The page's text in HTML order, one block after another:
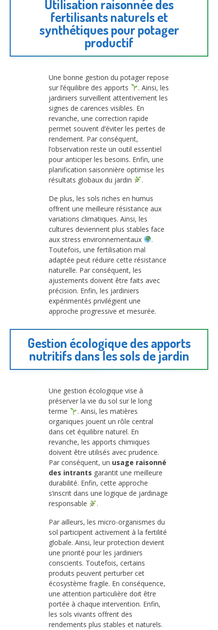
Utilisation raisonnée des
fertilisants naturels et
synthétiques pour potager
productif
Une bonne gestion du potager repose
sur l’équilibre des apports
. Ainsi, les
jardiniers surveillent attentivement les
signes de carences visibles. En
revanche, une correction rapide
permet souvent d’éviter les pertes de
rendement. Par conséquent,
l’observation reste un outil essentiel
pour anticiper les besoins. Enfin, une
planification saisonnière optimise les
résultats globaux du jardin
.
De plus, les sols riches en humus
offrent une meilleure résistance aux
variations climatiques. Ainsi, les
cultures deviennent plus stables face
aux stress environnementaux
.
Toutefois, une fertilisation mal
adaptée peut réduire cette résistance
naturelle. Par conséquent, les
ajustements doivent être faits avec
précision. Enfin, les jardiniers
expérimentés privilégient une
approche progressive et mesurée.
Gestion écologique des apports
nutritifs dans les sols de jardin
Une gestion écologique vise à
préserver la vie du sol sur le long
terme
. Ainsi, les matières
organiques jouent un rôle central
dans cet équilibre naturel. En
revanche, les apports chimiques
doivent être utilisés avec prudence.
Par conséquent, un usage raisonné
des intrants garantit une meilleure
durabilité. Enfin, cette approche
s’inscrit dans une logique de jardinage
responsable
.
Par ailleurs, les micro-organismes du
sol participent activement à la fertilité
globale. Ainsi, leur protection devient
une priorité pour les jardiniers
conscients. Toutefois, certains
produits peuvent perturber cet
écosystème fragile. En conséquence,
une attention particulière doit être
portée à chaque intervention. Enfin,
les sols vivants offrent des
rendements plus stables et naturels.